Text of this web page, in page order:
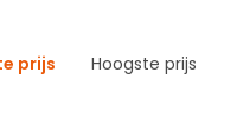
prijs Hoogste prijs